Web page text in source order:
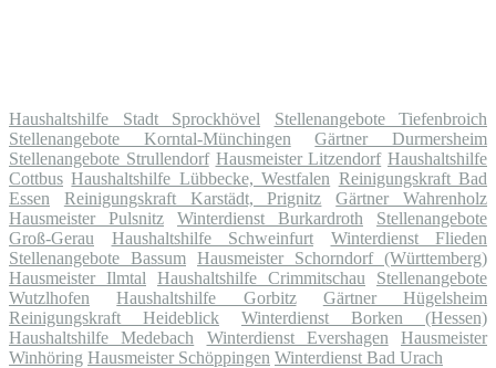
Haushaltshilfe Stadt Sprockhövel
Stellenangebote Tiefenbroich
Stellenangebote Korntal-Münchingen
Gärtner Durmersheim
Stellenangebote Strullendorf Hausmeister Litzendorf Haushaltshilfe
Cottbus Haushaltshilfe Lübbecke, Westfalen Reinigungskraft Bad
Essen
Reinigungskraft Karstädt, Prignitz
Gärtner Wahrenholz
Hausmeister Pulsnitz
Winterdienst Burkardroth
Stellenangebote
Groß-Gerau
Haushaltshilfe Schweinfurt
Winterdienst Flieden
Stellenangebote Bassum Hausmeister Schorndorf (Württemberg)
Hausmeister Ilmtal
Haushaltshilfe Crimmitschau
Stellenangebote
Wutzlhofen
Haushaltshilfe Gorbitz
Gärtner Hügelsheim
Reinigungskraft Heideblick
Winterdienst Borken (Hessen)
Haushaltshilfe Medebach
Winterdienst Evershagen
Hausmeister
Winhöring Hausmeister Schöppingen Winterdienst Bad Urach